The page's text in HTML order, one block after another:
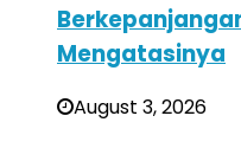
Mengatasinya
August 3, 2026